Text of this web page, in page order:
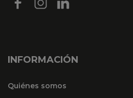
INFORMACIÓN
Quiénes somos